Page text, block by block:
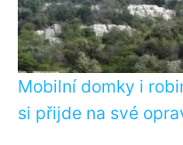
Mobilní domky i
si přijde na své